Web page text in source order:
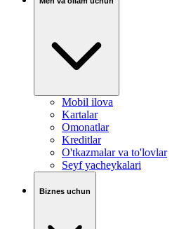
Mobil ilova
Kartalar
Omonatlar
Kreditlar
O'tkazmalar va to'lovlar
Seyf yacheykalari
Biznes uchun